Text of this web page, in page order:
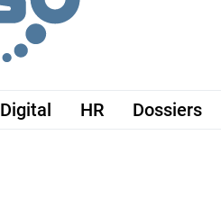
Digital HR Dossiers